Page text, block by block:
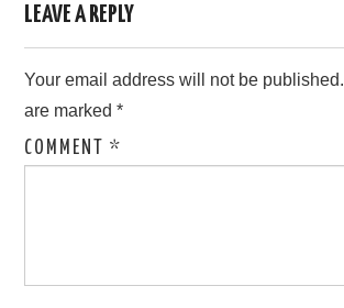
LEAVE A REPLY
Your email address will not be published.
are marked*
COMMENT*